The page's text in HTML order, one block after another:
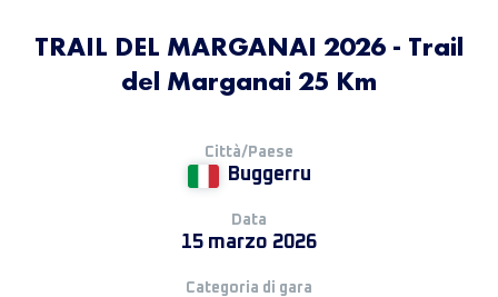
TRAIL DEL MARGANAI 2026 - Trail
del Marganai 25 Km
Città/Paese
Buggerru
Data
15 marzo 2026
Categoria di gara